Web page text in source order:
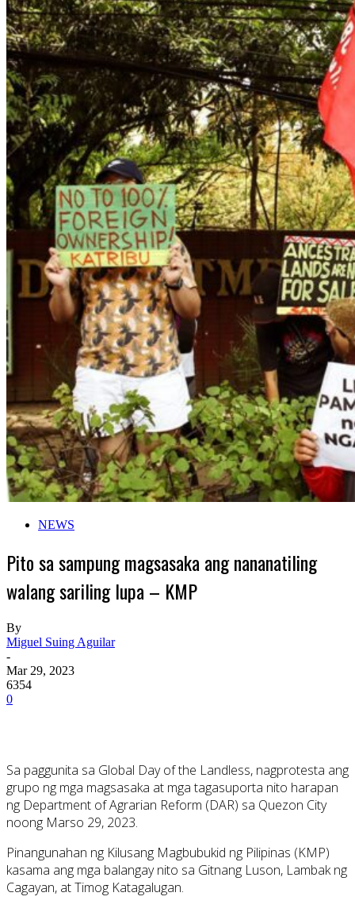
NEWS
Pito sa sampung magsasaka ang nananatiling
walang sariling lupa – KMP
By
Miguel Suing Aguilar
-
Mar 29, 2023
6354
0
Sa paggunita sa Global Day of the Landless, nagprotesta ang
grupo ng mga magsasaka at mga tagasuporta nito harapan
ng Department of Agrarian Reform (DAR) sa Quezon City
noong Marso 29, 2023.
Pinangunahan ng Kilusang Magbubukid ng Pilipinas (KMP)
kasama ang mga balangay nito sa Gitnang Luson, Lambak ng
Cagayan, at Timog Katagalugan.